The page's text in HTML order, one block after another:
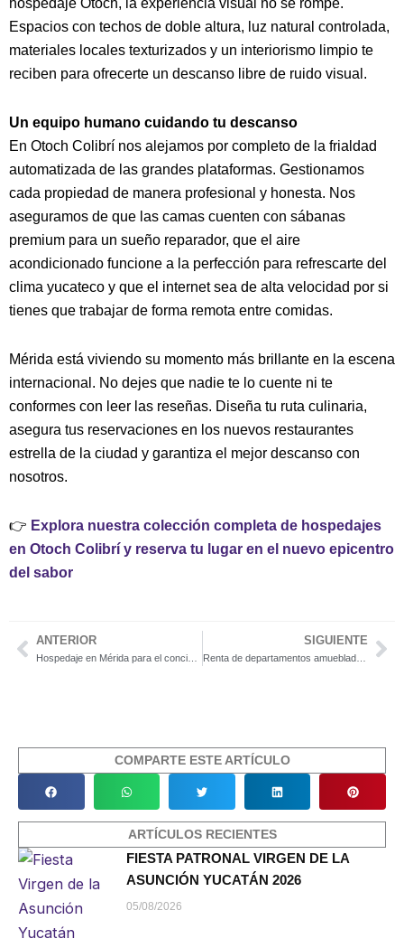
hospedaje Otoch, la experiencia visual no se rompe.
Espacios con techos de doble altura, luz natural controlada,
materiales locales texturizados y un interiorismo limpio te
reciben para ofrecerte un descanso libre de ruido visual.
Un equipo humano cuidando tu descanso
En Otoch Colibrí nos alejamos por completo de la frialdad
automatizada de las grandes plataformas. Gestionamos
cada propiedad de manera profesional y honesta. Nos
aseguramos de que las camas cuenten con sábanas
premium para un sueño reparador, que el aire
acondicionado funcione a la perfección para refrescarte del
clima yucateco y que el internet sea de alta velocidad por si
tienes que trabajar de forma remota entre comidas.
Mérida está viviendo su momento más brillante en la escena
internacional. No dejes que nadie te lo cuente ni te
conformes con leer las reseñas. Diseña tu ruta culinaria,
asegura tus reservaciones en los nuevos restaurantes
estrella de la ciudad y garantiza el mejor descanso con
nosotros.
👉 Explora nuestra colección completa de hospedajes
en Otoch Colibrí y reserva tu lugar en el nuevo epicentro
del sabor
Previo
ANTERIOR SIGUIENTE
COMPARTE ESTE ARTÍCULO
ARTÍCULOS RECIENTES
FIESTA PATRONAL VIRGEN DE LA
ASUNCIÓN YUCATÁN 2026
05/08/2026